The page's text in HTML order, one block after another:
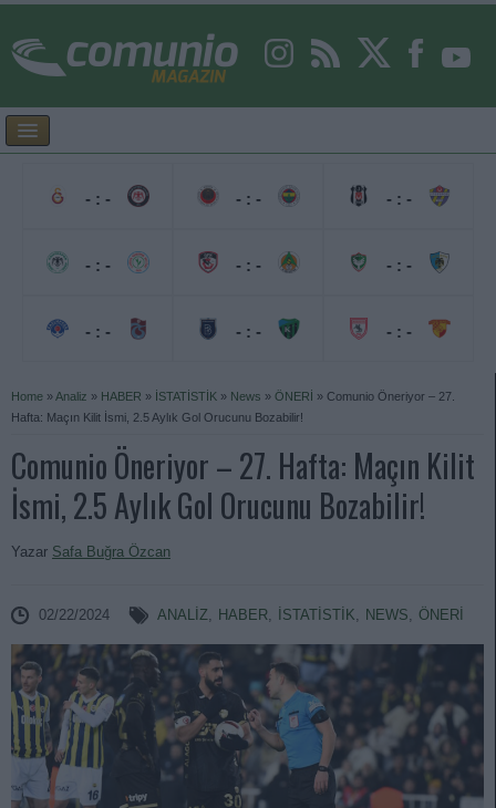
- : -
- : -
- : -
- : -
- : -
- : -
- : -
- : -
- : -
Home »Analiz » HABER » İSTATİSTİK » News » ÖNERİ » Comunio Öneriyor – 27.
Hafta: Maçın Kilit İsmi, 2.5 Aylık Gol Orucunu Bozabilir!
Comunio Öneriyor – 27. Hafta: Maçın Kilit
İsmi, 2.5 Aylık Gol Orucunu Bozabilir!
Yazar Safa Buğra Özcan
02/22/2024 ANALIZ, HABER, İSTATİSTİK, NEWS, ÖNERİ